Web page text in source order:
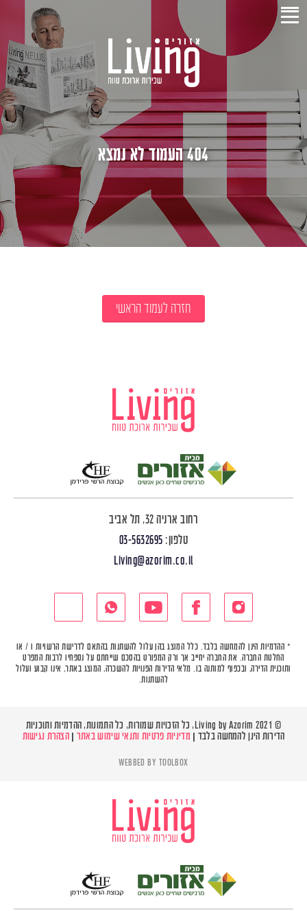
404 העמוד לא נמצא
חזרה לעמוד הראשי
רחוב ארניה 32, תל אביב
טלפון: 03-5632695
Living@azorim.co.il
* ההדמיות הינן להמחשה בלבד. כלל המוצג בהן עלול להשתנות בהתאם לדרישת הרשויות ו / או
החלטת החברה. את החברה יחייב אך ורק המפורט בהסכם שייחתם על נספחיו לרבות המפרט
ותוכנית הדירה, ובכפוף למותנה בו. מלאי הדירות הפנויות להשכרה, המוצג באתר, אינו קבוע ועלול
להשתנות.
© Living by Azorim 2021, כל הזכויות שמורות, כל התמונות, ההדמיות ותוכניות
הדירות הינן להמחשה בלבד |
מדיניות פרטיות ותנאי שימוש באתר הצהרת נגישות
WEBBED BY TOOLBOX